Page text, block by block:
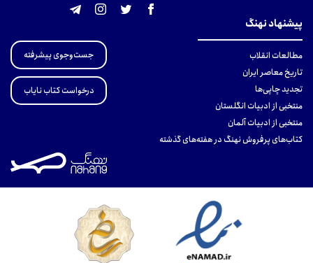
پیشنهاد نهنگ
مطالعات انقلاب
تاریخ معاصر ایران
تجدید چاپی‌ها
منتخبی از ادبیات انگلستان
منتخبی از ادبیات آلمان
کتاب‌های پرفروش نهنگ در هفته‌های گذشته
جست‌وجوی پیشرفته
درخواست کتاب نایاب